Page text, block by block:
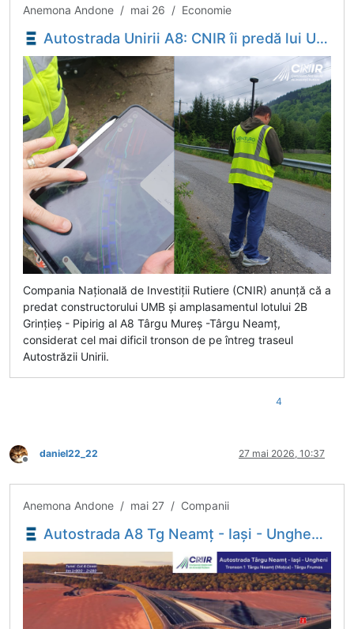
Anemona Andone / mai 26 / Economie
Autostrada Unirii A8: CNIR îi predă lui Umbrărescu încă un amplasament: Grințieș - Pipirig, cel mai dificil lot - Economica.net
Compania Națională de Investiții Rutiere (CNIR) anunță că a
predat constructorului UMB și amplasamentul lotului 2B
Grințieș - Pipirig al A8 Târgu Mureș -Târgu Neamț,
considerat cel mai dificil tronson de pe întreg traseul
Autostrăzii Unirii.
4
Deconectat
daniel22_22 27 mai 2026, 10:37
Anemona Andone / mai 27 / Companii
Autostrada A8 Tg Neamț - Iași - Ungheni: CNIR poate semna cu Umbrărescu contractul pentru tronsonul 1 - Economica.net